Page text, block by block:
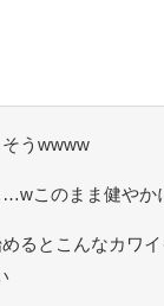
うwwww
…wこのまま健や
るとこんなカワイ